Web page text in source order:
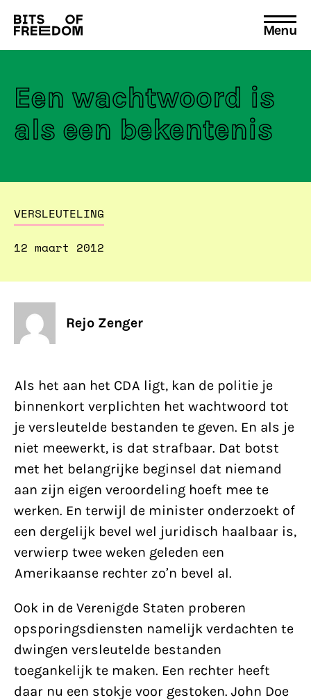
Search
for:
Menu
Een wachtwoord is
als een bekentenis
VERSLEUTELING
12 maart 2012
Rejo Zenger
Als het aan het CDA ligt, kan de politie je
binnenkort verplichten het wachtwoord tot
je versleutelde bestanden te geven. En als je
niet meewerkt, is dat strafbaar. Dat botst
met het belangrijke beginsel dat niemand
aan zijn eigen veroordeling hoeft mee te
werken. En terwijl de minister onderzoekt of
een dergelijk bevel wel juridisch haalbaar is,
verwierp twee weken geleden een
Amerikaanse rechter zo’n bevel al.
Ook in de Verenigde Staten proberen
opsporingsdiensten namelijk verdachten te
dwingen versleutelde bestanden
toegankelijk te maken. Een rechter heeft
daar nu een stokje voor gestoken. John Doe